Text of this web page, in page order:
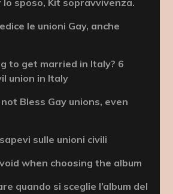
lo sposo, Kit sopravvivenza.
le unioni Gay, anche
to get married in Italy? 6
union in Italy
Bless Gay unions, even
sulle unioni civili
when choosing the album
quando si sceglie l’album del